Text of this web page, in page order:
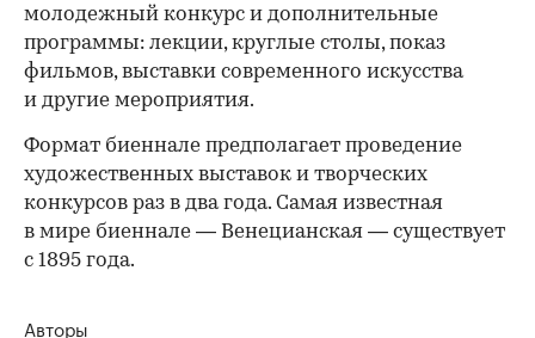
молодежный конкурс и дополнительные
программы: лекции, круглые столы, показ
фильмов, выставки современного искусства
и другие мероприятия.
Формат биеннале предполагает проведение
художественных выставок и творческих
конкурсов раз в два года. Самая известная
в мире биеннале — Венецианская — существует
с 1895 года.
Авторы